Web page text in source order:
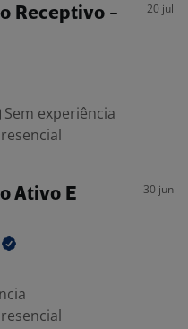
Receptivo -
20 jul
Sem experiência
Ativo E
30 jun